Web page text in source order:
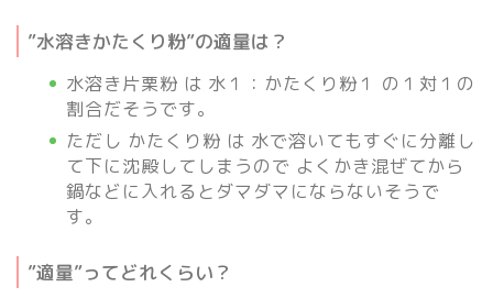
”水溶きかたくり粉”の適量は？
水溶き片栗粉 は 水１：かたくり粉１ の１対１の
割合だそうです。
ただし かたくり粉 は 水で溶いてもすぐに分離し
て下に沈殿してしまうので よくかき混ぜてから
鍋などに入れるとダマダマにならないそうで
す。
”適量”ってどれくらい？